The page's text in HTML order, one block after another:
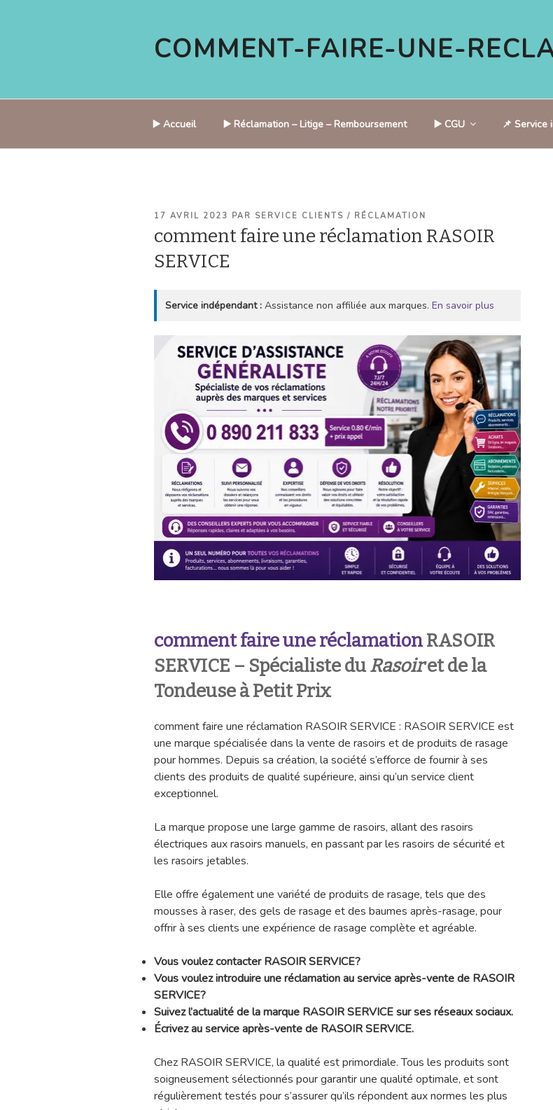
COMMENT-FAIRE-UNE-
▶️ Accueil ▶️ Réclamation – Litige – Remboursement ▶️ CGU 📌 Service
PUBLIÉ
17 AVRIL 2023 PAR SERVICE CLIENTS / RÉCLAMATION
comment faire une réclamation RASOIR
SERVICE
Service indépendant : Assistance non affiliée aux marques. En savoir plus
comment faire une réclamationRASOIR
SERVICE – Spécialiste duRasoiret de la
Tondeuse à Petit Prix
comment faire une réclamation RASOIR SERVICE : RASOIR SERVICE est
une marque spécialisée dans la vente de rasoirs et de produits de rasage
pour hommes. Depuis sa création, la société s’efforce de fournir à ses
clients des produits de qualité supérieure, ainsi qu’un service client
exceptionnel.
La marque propose une large gamme de rasoirs, allant des rasoirs
électriques aux rasoirs manuels, en passant par les rasoirs de sécurité et
les rasoirs jetables.
Elle offre également une variété de produits de rasage, tels que des
mousses à raser, des gels de rasage et des baumes après-rasage, pour
offrir à ses clients une expérience de rasage complète et agréable.
Vous voulezcontacter RASOIR SERVICE?
Vous voulez introduire une réclamation au service après-vente de RASOIR
SERVICE?
Suivez l’actualité de la marque RASOIR SERVICE sur ses réseaux sociaux.
Écrivez au service après-vente de RASOIR SERVICE.
Chez RASOIR SERVICE, la qualité est primordiale. Tous les produits sont
soigneusement sélectionnés pour garantir une qualité optimale, et sont
régulièrement testés pour s’assurer qu’ils répondent aux normes les plus